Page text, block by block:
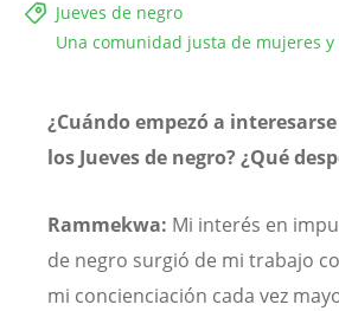
Jueves de negro
Una comunidad justa de mujeres
¿Cuándo empezó a
los Jueves de negro? ¿Qué
Rammekwa: Mi interés en
de negro surgió de mi trabajo
mi concienciación cada vez